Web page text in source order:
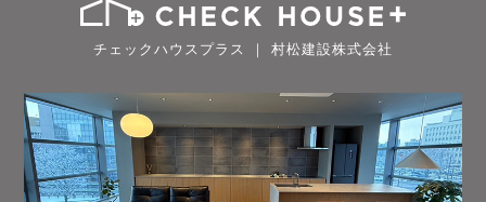
チェックハウスプラス ｜ 村松建設株式会社